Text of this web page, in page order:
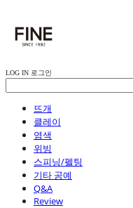
LOG IN 로그인
뜨개
클레이
염색
위빙
스피닝/펠팅
기타 공예
Q&A
Review